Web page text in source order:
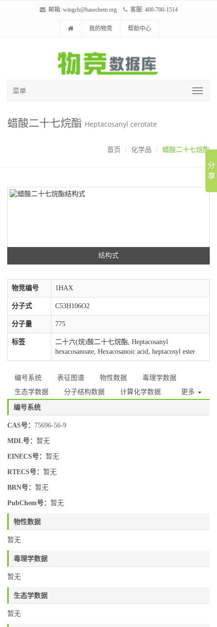
邮箱: wingch@basechem.org 客服: 400-700-1514
我的物竞 帮助中心
菜单
蜡酸二十七烷酯 Heptacosanyl cerotate
首页 化学品 蜡酸二十七烷酯
结构式
物竞编号 1HAX
分子式 C53H106O2
分子量 775
标签
二十六(烷)酸二十七烷酯, Heptacosanyl
hexacosanoate, Hexacosanoic acid, heptacosyl ester
编号系统 表征图谱 物性数据
毒理学数据
生态学数据
分子结构数据 计算化学数据 更多
编号系统
CAS号： 75696-56-9
MDL号： 暂无
EINECS号： 暂无
RTECS号： 暂无
BRN号： 暂无
PubChem号： 暂无
物性数据
暂无
毒理学数据
暂无
生态学数据
暂无